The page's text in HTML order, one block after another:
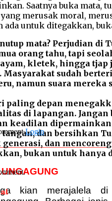
mata? Perjudian di
orang tahu, tapi
kletek, hingga
sudah
namun suara
paling depan
di lapangan.
keadilan
tangan, dan bersihkan
dan
bukan untuk hanya
kian merajalela di
Login